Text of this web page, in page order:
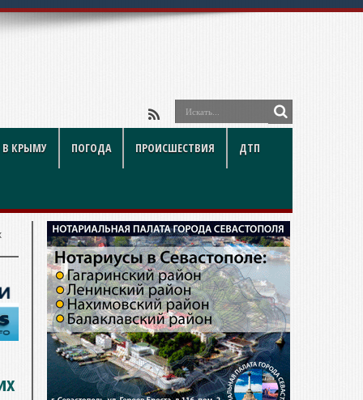
КРЫМУ ПОГОДА ПРОИСШЕСТВИЯ ДТП